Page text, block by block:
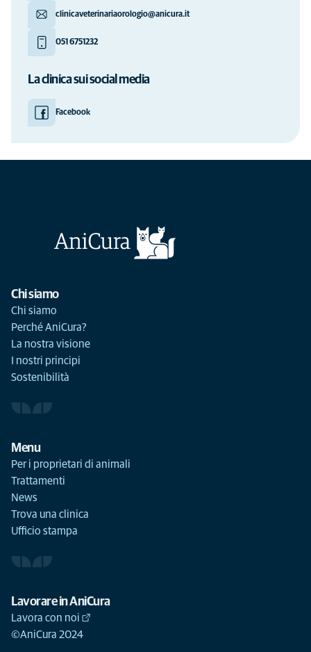
clinicaveterinariaorologio@anicura.it
051 6751232
La clinica sui social media
Facebook
Chi siamo
Chi siamo
Perché AniCura?
La nostra visione
I nostri principi
Sostenibilità
Menu
Per i proprietari di animali
Trattamenti
News
Trova una clinica
Ufficio stampa
Lavorare in AniCura
Lavora con noi
©AniCura 2024